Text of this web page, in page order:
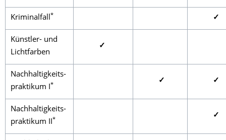
Kriminalfall* ✓
Künstler- und
Lichtfarben
✓
Nachhaltigkeits-
praktikum I*
✓ ✓
Nachhaltigkeits-
praktikum II*
✓